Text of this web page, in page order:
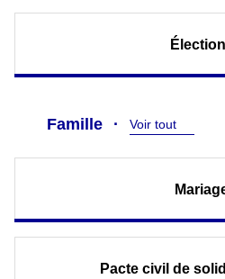
Famille Voir tout
Pacte civil de